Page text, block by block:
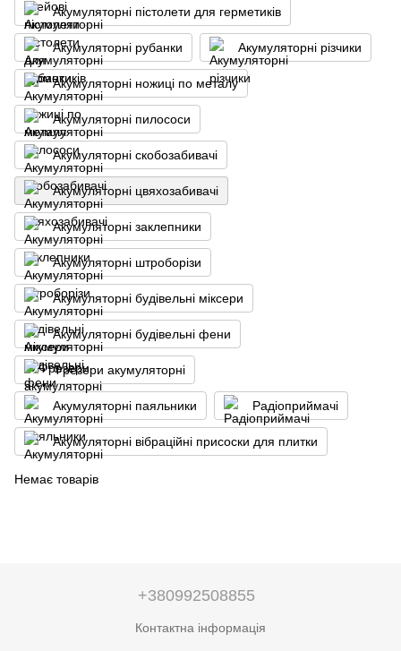
Акумуляторні пістолети для герметиків
Акумуляторні рубанки Акумуляторні різчики
Акумуляторні ножиці по металу
Акумуляторні пилососи
Акумуляторні скобозабивачі
Акумуляторні цвяхозабивачі
Акумуляторні заклепники
Акумуляторні штроборізи
Акумуляторні будівельні міксери
Акумуляторні будівельні фени
Фрезери акумуляторні
Акумуляторні паяльники Радіоприймачі
Акумуляторні вібраційні присоски для плитки
Немає товарів
+380992508855
Контактна інформація